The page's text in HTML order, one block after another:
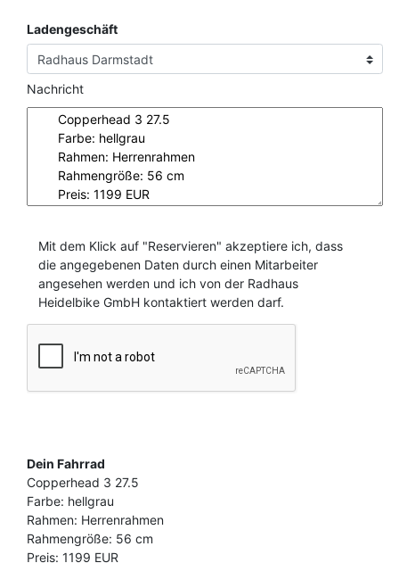
Ladengeschäft
Nachricht
Mit dem Klick auf "Reservieren" akzeptiere ich, dass
die angegebenen Daten durch einen Mitarbeiter
angesehen werden und ich von der Radhaus
Heidelbike GmbH kontaktiert werden darf.
Dein Fahrrad
Copperhead 3 27.5
Farbe: hellgrau
Rahmen: Herrenrahmen
Rahmengröße: 56 cm
Preis: 1199 EUR